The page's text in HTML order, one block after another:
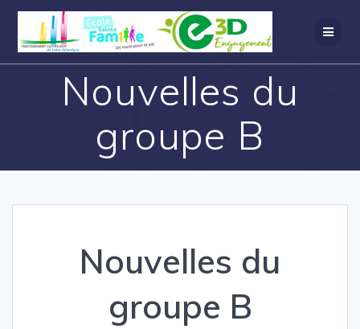
Nouvelles du
groupe B
Nouvelles du
groupe B